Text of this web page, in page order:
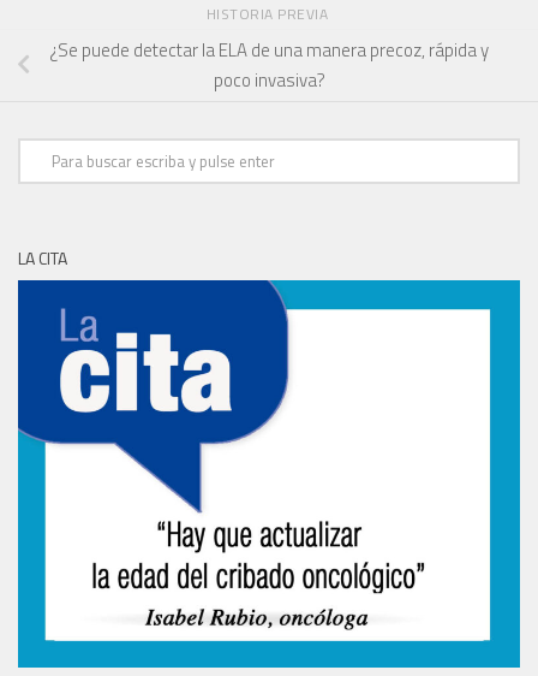
HISTORIA PREVIA
¿Se puede detectar la ELA de una manera precoz, rápida y
poco invasiva?
LA CITA